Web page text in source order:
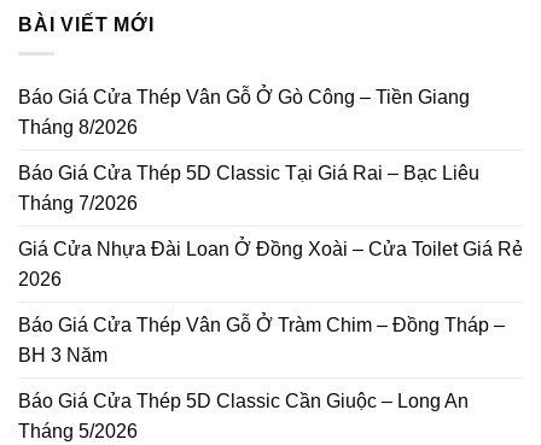
BÀI VIẾT MỚI
Báo Giá Cửa Thép Vân Gỗ Ở Gò Công – Tiền Giang
Tháng 8/2026
Báo Giá Cửa Thép 5D Classic Tại Giá Rai – Bạc Liêu
Tháng 7/2026
Giá Cửa Nhựa Đài Loan Ở Đồng Xoài – Cửa Toilet Giá Rẻ
2026
Báo Giá Cửa Thép Vân Gỗ Ở Tràm Chim – Đồng Tháp –
BH 3 Năm
Báo Giá Cửa Thép 5D Classic Cần Giuộc – Long An
Tháng 5/2026